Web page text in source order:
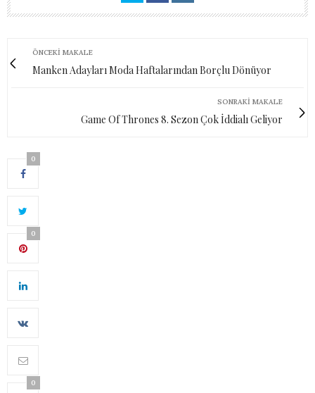
ÖNCEKI MAKALE
Manken Adayları Moda Haftalarından Borçlu Dönüyor
SONRAKI MAKALE
Game Of Thrones 8. Sezon Çok İddialı Geliyor
0
0
0